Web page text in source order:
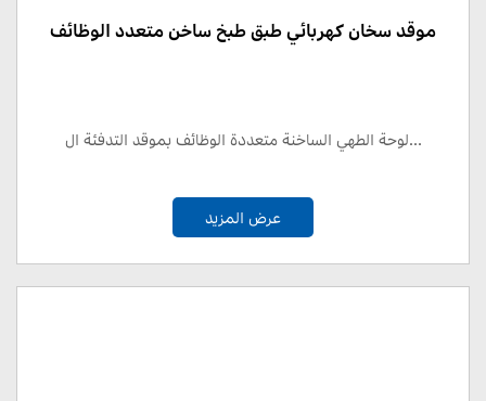
موقد سخان كهربائي طبق طبخ ساخن متعدد الوظائف
لوحة الطهي الساخنة متعددة الوظائف بموقد التدفئة ال...
عرض المزيد